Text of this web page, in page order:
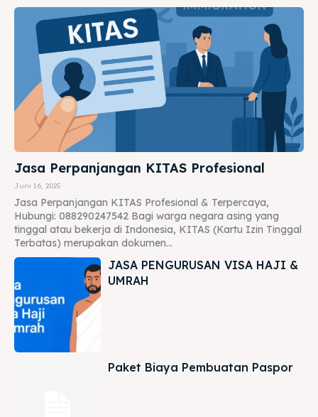
Jasa Perpanjangan KITAS Profesional
Juni 16, 2025
Jasa Perpanjangan KITAS Profesional & Terpercaya,
Hubungi: 088290247542 Bagi warga negara asing yang
tinggal atau bekerja di Indonesia, KITAS (Kartu Izin Tinggal
Terbatas) merupakan dokumen...
JASA PENGURUSAN VISA HAJI &
UMRAH
Paket Biaya Pembuatan Paspor